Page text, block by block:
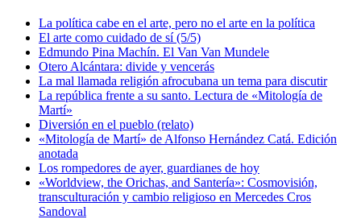
La política cabe en el arte, pero no el arte en la política
El arte como cuidado de sí (5/5)
Edmundo Pina Machín. El Van Van Mundele
Otero Alcántara: divide y vencerás
La mal llamada religión afrocubana un tema para discutir
La república frente a su santo. Lectura de «Mitología de
Martí»
Diversión en el pueblo (relato)
«Mitología de Martí» de Alfonso Hernández Catá. Edición
anotada
Los rompedores de ayer, guardianes de hoy
«Worldview, the Orichas, and Santería»: Cosmovisión,
transculturación y cambio religioso en Mercedes Cros
Sandoval